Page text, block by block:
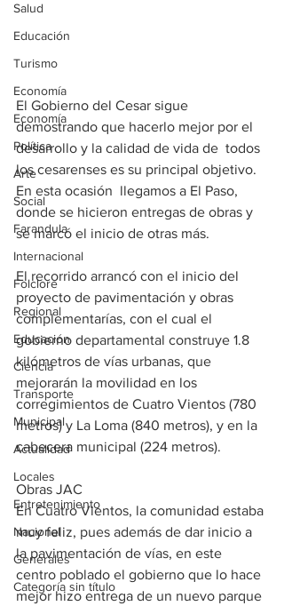
Salud
Educación
Turismo
Economía
Economía
Política
Arte
Social
Farandula
Internacional
Folclore
Regional
Educación
Ciencia
Transporte
Municipal
Actualidad
Locales
Entretenimiento
Nacional
Generales
Categoría sin título
El Gobierno del Cesar sigue
demostrando que hacerlo mejor por el
desarrollo y la calidad de vida de  todos
los cesarenses es su principal objetivo.
En esta ocasión  llegamos a El Paso,
donde se hicieron entregas de obras y
se marcó el inicio de otras más.
El recorrido arrancó con el inicio del
proyecto de pavimentación y obras
complementarías, con el cual el
gobierno departamental construye 1.8
kilómetros de vías urbanas, que
mejorarán la movilidad en los
corregimientos de Cuatro Vientos (780
metros) y La Loma (840 metros), y en la
cabecera municipal (224 metros).
Obras JAC
En Cuatro Vientos, la comunidad estaba
muy feliz, pues además de dar inicio a
la pavimentación de vías, en este
centro poblado el gobierno que lo hace
mejor hizo entrega de un nuevo parque